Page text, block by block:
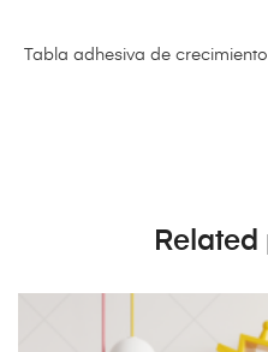
Tabla adhesiva de